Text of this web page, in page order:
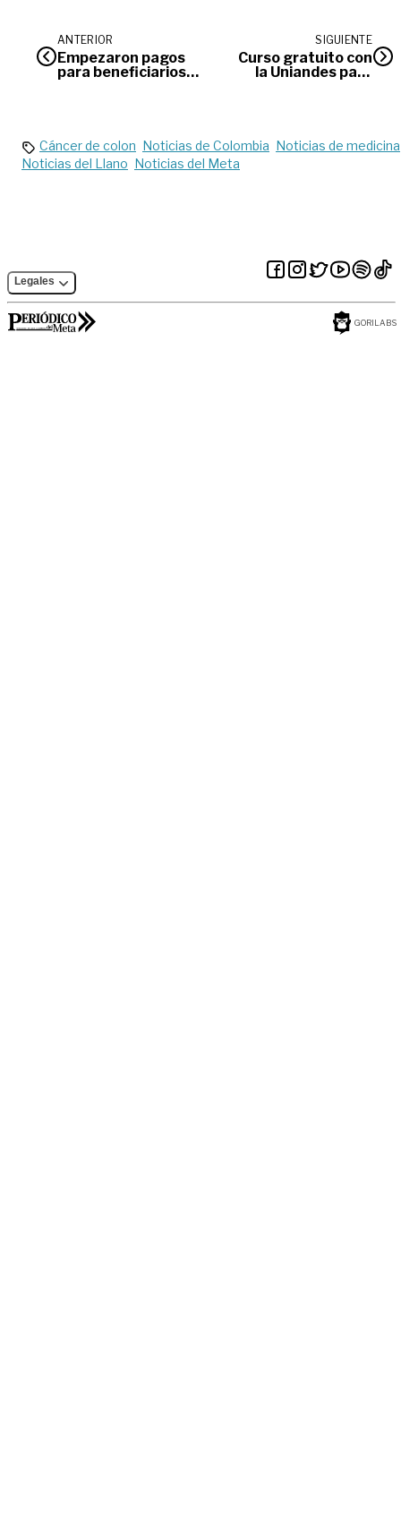
ANTERIOR
Empezaron pagos
para beneficiarios
SIGUIENTE
Curso gratuito con
la Uniandes para
Cáncer de colon Noticias de Colombia Noticias de medicina
Noticias del Llano Noticias del Meta
Legales
GORILABS